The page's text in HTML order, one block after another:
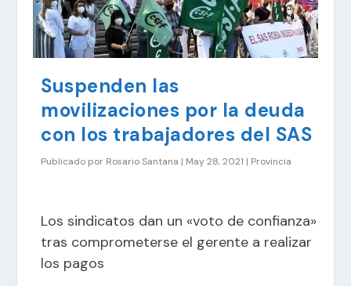
Suspenden las
movilizaciones por la deuda
con los trabajadores del SAS
Publicado por Rosario Santana | May 28, 2021 | Provincia
Los sindicatos dan un «voto de confianza»
tras comprometerse el gerente a realizar
los pagos